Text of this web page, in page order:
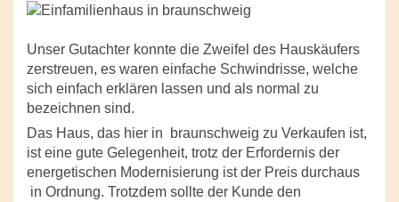
Unser Gutachter konnte die Zweifel des Hauskäufers
zerstreuen, es waren einfache Schwindrisse, welche
sich einfach erklären lassen und als normal zu
bezeichnen sind.
Das Haus, das hier in braunschweig zu Verkaufen ist,
ist eine gute Gelegenheit, trotz der Erfordernis der
energetischen Modernisierung ist der Preis durchaus
in Ordnung. Trotzdem sollte der Kunde den